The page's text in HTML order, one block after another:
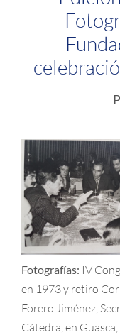
Fotografías: IV
en 1973 y retiro
Forero Jiménez,
Cátedra, en